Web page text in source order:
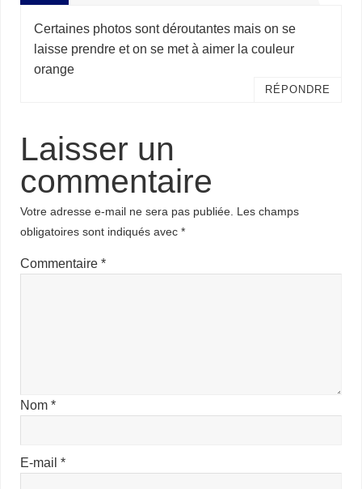
Certaines photos sont déroutantes mais on se
laisse prendre et on se met à aimer la couleur
orange
RÉPONDRE
Laisser un
commentaire
Votre adresse e-mail ne sera pas publiée. Les champs
obligatoires sont indiqués avec*
Commentaire*
Nom*
E-mail*